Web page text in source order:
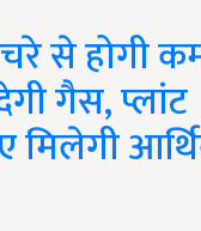
से होगी
गैस, प्लांट
मिलेगी